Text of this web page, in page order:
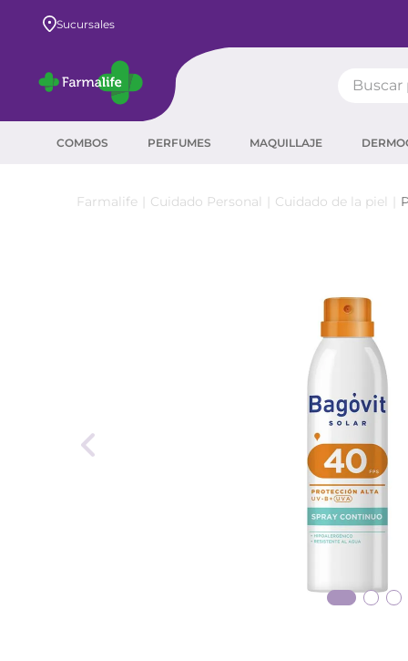
Sucursales
COMBOS PERFUMES MAQUILLAJE
Cuidado Personal Cuidado de la piel